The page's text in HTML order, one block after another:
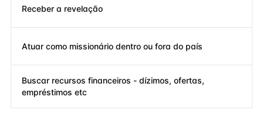
Receber a revelação
Atuar como missionário dentro ou fora do país
Buscar recursos financeiros - dízimos, ofertas,
empréstimos etc